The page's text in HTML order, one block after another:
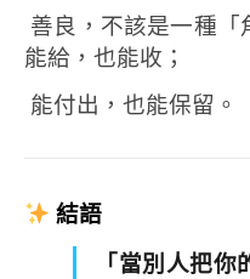
善良，不該是一種「
能給，也能收；
能付出，也能保留。
結語
「當別人把你